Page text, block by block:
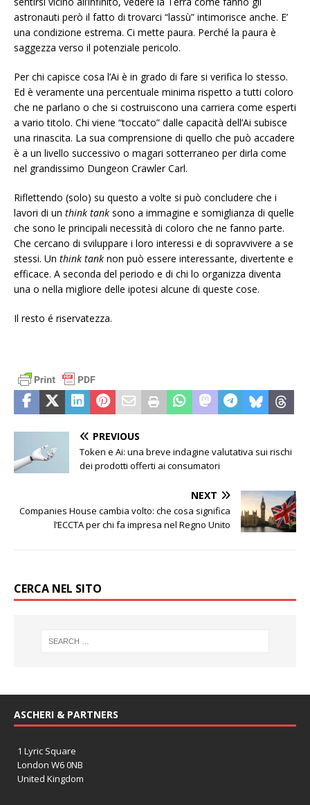
astronauti però il fatto di trovarci “lassù” intimorisce anche. E’
una condizione estrema. Ci mette paura. Perché la paura è
saggezza verso il potenziale pericolo.
Per chi capisce cosa l’Ai è in grado di fare si verifica lo stesso.
Ed è veramente una percentuale minima rispetto a tutti coloro
che ne parlano o che si costruiscono una carriera come esperti
a vario titolo. Chi viene “toccato” dalle capacità dell’Ai subisce
una rinascita. La sua comprensione di quello che può accadere
è a un livello successivo o magari sotterraneo per dirla come
nel grandissimo Dungeon Crawler Carl.
Riflettendo (solo) su questo a volte si può concludere che i
lavori di un think tank sono a immagine e somiglianza di quelle
che sono le principali necessità di coloro che ne fanno parte.
Che cercano di sviluppare i loro interessi e di sopravvivere a se
stessi. Un think tank non può essere interessante, divertente e
efficace. A seconda del periodo e di chi lo organizza diventa
una o nella migliore delle ipotesi alcune di queste cose.
Il resto é riservatezza.
PREVIOUS
Token e Ai: una breve indagine valutativa sui rischi
dei prodotti offerti ai consumatori
NEXT
Companies House cambia volto: che cosa significa
l’ECCTA per chi fa impresa nel Regno Unito
CERCA NEL SITO
ASCHERI & PARTNERS
1 Lyric Square
London W6 0NB
United Kingdom